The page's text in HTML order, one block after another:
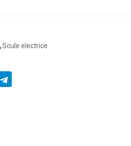
,Scule electrice